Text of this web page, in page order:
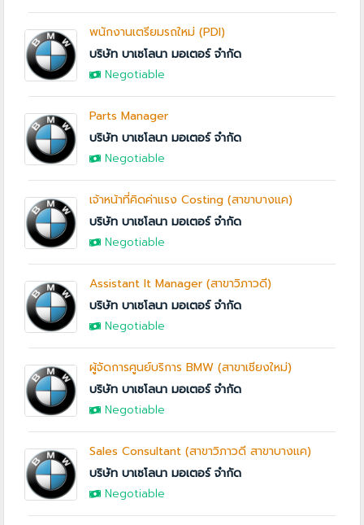
พนักงานเตรียมรถใหม่ (PDI)
บริษัท บาเซโลนา มอเตอร์ จำกัด
Negotiable
Parts Manager
บริษัท บาเซโลนา มอเตอร์ จำกัด
Negotiable
เจ้าหน้าที่คิดค่าแรง Costing (สาขาบางแค)
บริษัท บาเซโลนา มอเตอร์ จำกัด
Negotiable
Assistant It Manager (สาขาวิภาวดี)
บริษัท บาเซโลนา มอเตอร์ จำกัด
Negotiable
ผู้จัดการศูนย์บริการ BMW (สาขาเชียงใหม่)
บริษัท บาเซโลนา มอเตอร์ จำกัด
Negotiable
Sales Consultant (สาขาวิภาวดี สาขาบางแค)
บริษัท บาเซโลนา มอเตอร์ จำกัด
Negotiable